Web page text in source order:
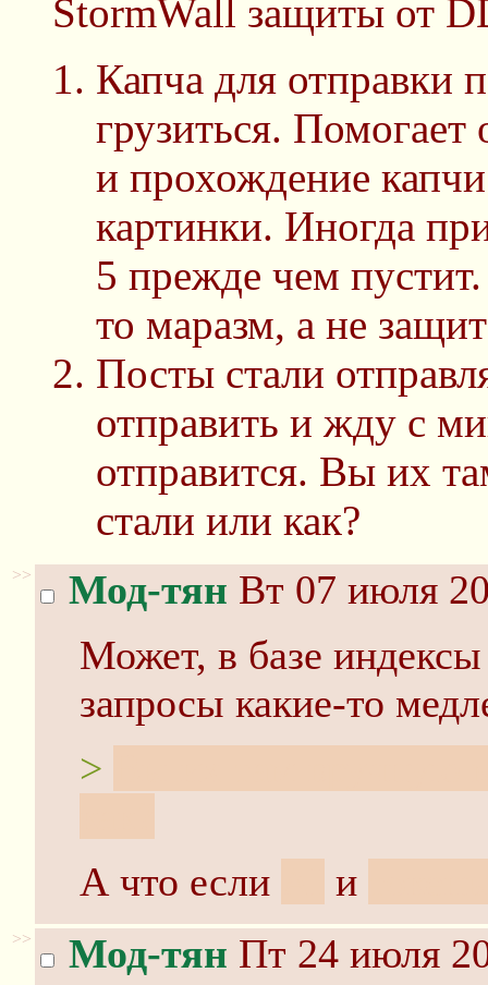
StormWall защиты от
Капча для отправки
грузиться.
и прохождение
картинки. Иногда
5 прежде чем
то маразм, а не
Посты стали
отправить и жду с
отправится. Вы их
стали или как?
>> Мод-тян Вт 07 июля
Может, в базе
запросы какие-то
>
А что если
и
>> Мод-тян Пт 24 июля